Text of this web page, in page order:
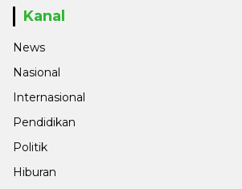
Kanal
News
Nasional
Internasional
Pendidikan
Politik
Hiburan